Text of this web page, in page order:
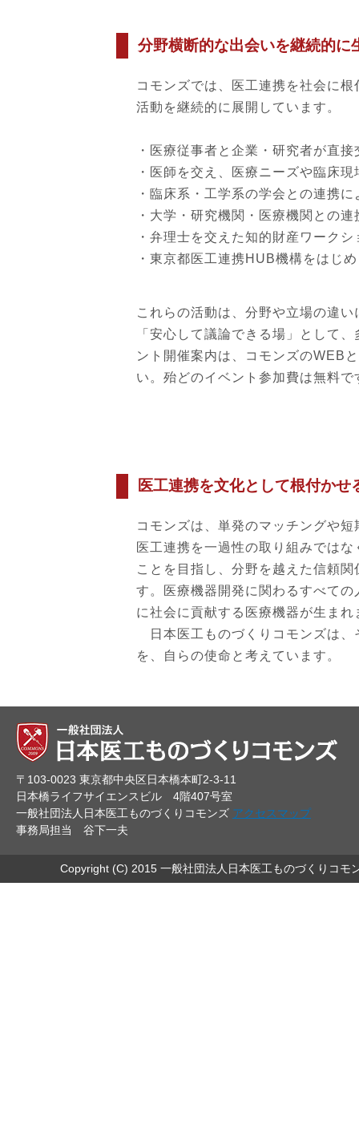
分野横断的な出会いを継続的に
コモンズでは、医工連携を社会に
活動を継続的に展開しています。
・医療従事者と企業・研究者が直
・医師を交え、医療ニーズや臨床
・臨床系・工学系の学会との連携
・大学・研究機関・医療機関との
・弁理士を交えた知的財産ワーク
・東京都医工連携HUB機構をはじ
これらの活動は、分野や立場の違
「安心して議論できる場」として
ント開催案内は、コモンズのWEB
い。殆どのイベント参加費は無料で
医工連携を文化として根付かせ
コモンズは、単発のマッチングや
医工連携を一過性の取り組みでは
ことを目指し、分野を越えた信頼
す。医療機器開発に関わるすべて
に社会に貢献する医療機器が生まれ
日本医工ものづくりコモンズは、
を、自らの使命と考えています。
〒103-0023 東京都中央区日本橋本町2-3-11
日本橋ライフサイエンスビル 4階407号室
一般社団法人日本医工ものづくりコモンズ アクセスマップ
事務局担当 谷下一夫
Copyright (C) 2015 一般社団法人日本医工ものづくりコ